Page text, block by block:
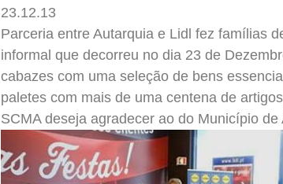
23.12.13
Parceria entre Autarquia e Lidl fez famílias
informal que decorreu no dia 23 de
cabazes com uma seleção de bens
paletes com mais de uma centena de
SCMA deseja agradecer ao do Município